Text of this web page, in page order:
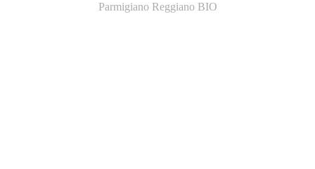
Parmigiano Reggiano BIO